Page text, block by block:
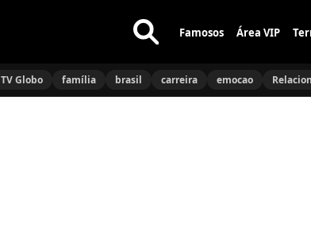
Buscar
no
Famosos Área VIP
TV Globo família brasil carreira emocao